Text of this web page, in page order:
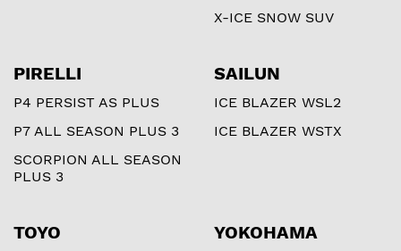
X-ICE SNOW SUV
PIRELLI
P4 PERSIST AS PLUS
P7 ALL SEASON PLUS 3
SCORPION ALL SEASON
PLUS 3
SAILUN
ICE BLAZER WSL2
ICE BLAZER WSTX
TOYO YOKOHAMA